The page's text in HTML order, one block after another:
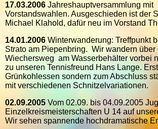
17.03.2006 Jahreshauptversammlung mit
Vorstandswahlen. Ausgeschieden ist der
Michael Klahold, dafür neu im Vorstand
14.01.2006 Winterwanderung: Treffpunkt
Strato am Piepenbring. Wir wandern über
Wiechersweg am Wasserbehälter vorbei
zu unseren Tennisfreund Hans Lange.
Grünkohlessen sondern zum Abschluss
mit verschiedenen Schnitzelvariationen.
02.09.2005 Vom 02.09. bis 04.09.2005
Einzelkreismeisterschaften U 14 auf
Wir sehen spannende hochdramatische